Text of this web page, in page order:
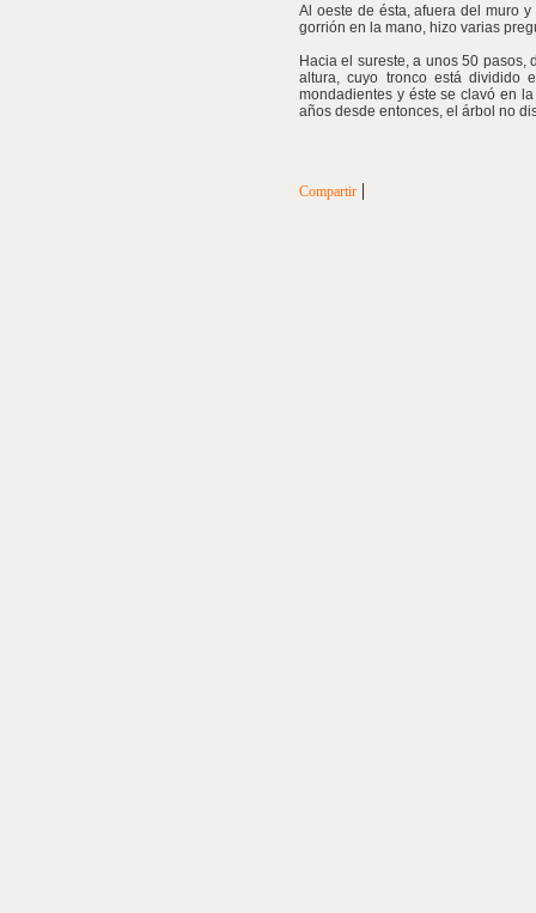
Al oeste de ésta, afuera del muro
gorrión en la mano, hizo varias
Hacia el sureste, a unos 50 pasos,
altura, cuyo tronco está dividido
mondadientes y éste se clavó en
años desde entonces, el árbol no
Compartir |